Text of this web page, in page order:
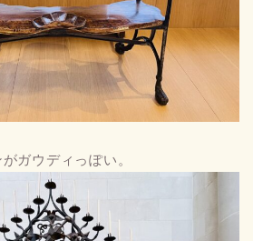
ガウディっぽい。